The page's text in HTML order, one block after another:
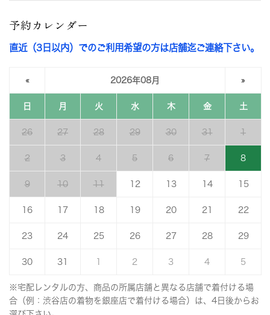
予約カレンダー
直近（3日以内）でのご利用希望の方は店舗迄ご連絡下さい。
« 2026年08月 »
日 月 火 水 木 金 土
26 27 28 29 30 31 1
2 3 4 5 6 7 8
9 10 11 12 13 14 15
16 17 18 19 20 21 22
23 24 25 26 27 28 29
30 31 2 3 4 5
※宅配レンタルの方、商品の所属店舗と異なる店舗で着付ける場
合（例：渋谷店の着物を銀座店で着付ける場合）は、4日後からお